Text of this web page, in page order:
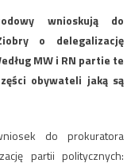
wnioskują do
o delegalizację
MW i RN partie te
obywateli jaką są
do prokuratora
partii politycznych: